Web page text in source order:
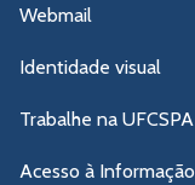
Webmail
Identidade visual
Trabalhe na UFCSPA
Acesso à Informação